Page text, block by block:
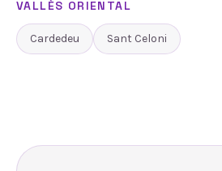
VALLÈS ORIENTAL
Cardedeu Sant Celoni